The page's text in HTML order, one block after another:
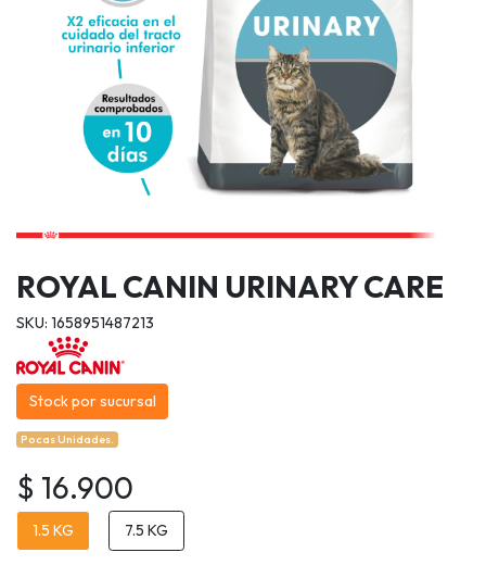
ROYAL CANIN URINARY CARE
SKU: 1658951487213
Stock por sucursal
Pocas Unidades.
$ 16.900
1.5 KG 7.5 KG